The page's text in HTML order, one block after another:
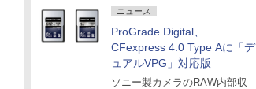
ニュース
ProGrade Digital、
CFexpress 4.0 Type Aに「デ
ュアルVPG」対応版
ソニー製カメラのRAW内部収